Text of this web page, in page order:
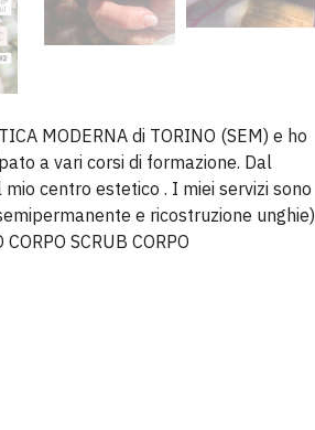
MODERNA di TORINO (SEM) e ho
a vari corsi di formazione. Dal
centro estetico . I miei servizi sono
e ricostruzione unghie)
SCRUB CORPO